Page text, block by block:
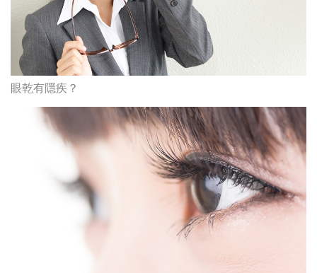
眼乾有隱疾？